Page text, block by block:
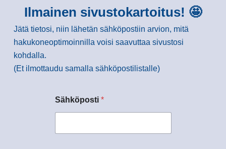
Ilmainen sivustokartoitus! 🤩
Jätä tietosi, niin lähetän sähköpostiin arvion, mitä
hakukoneoptimoinnilla voisi saavuttaa sivustosi
kohdalla.
(Et ilmottaudu samalla sähköpostilistalle)
Sähköposti *